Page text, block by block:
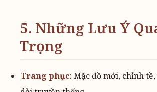
5. Những Lưu Ý
Trọng
Trang phục: Mặc đồ mới, chỉnh